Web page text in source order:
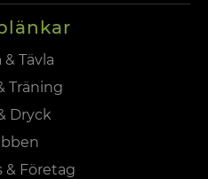
& Tävla
Träning
Dryck
& Företag